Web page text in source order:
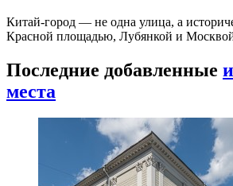
Китай-город — не одна улица, а
Красной площадью, Лубянкой и
Последние добавленные
места